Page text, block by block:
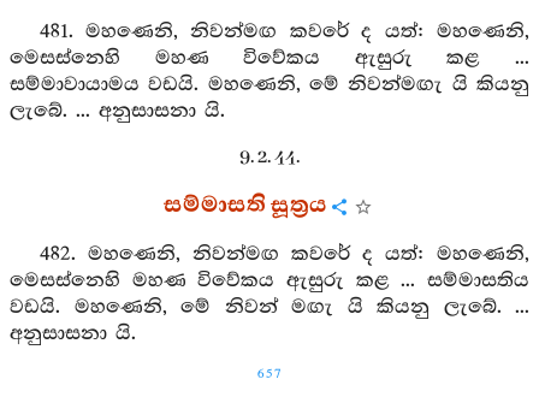
481. මහණෙනි, නිවන්මඟ කවරේ ද යත්: මහණෙනි,
මෙසස්නෙහි මහණ විවේකය ඇසුරු කළ ...
සම්මාවායාමය වඩයි. මහණෙනි, මේ නිවන්මඟැ යි කියනු
ලැබේ. ... අනුසාසනා යි.
9. 2. 44.
සම්මාසති සූත්‍රය
482. මහණෙනි, නිවන්මඟ කවරේ ද යත්: මහණෙනි,
මෙසස්නෙහි මහණ විවේකය ඇසුරු කළ ... සම්මාසතිය
වඩයි. මහණෙනි, මේ නිවන් මඟැ යි කියනු ලැබේ. ...
අනුසාසනා යි.
657